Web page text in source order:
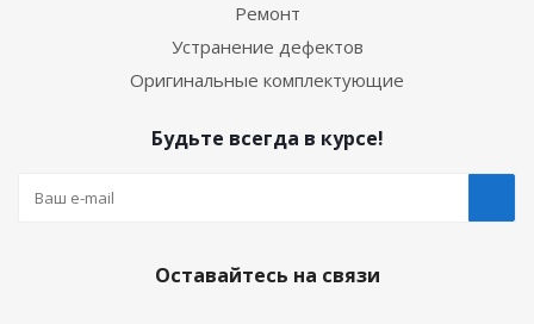
Ремонт
Устранение дефектов
Оригинальные комплектующие
Будьте всегда в курсе!
Оставайтесь на связи